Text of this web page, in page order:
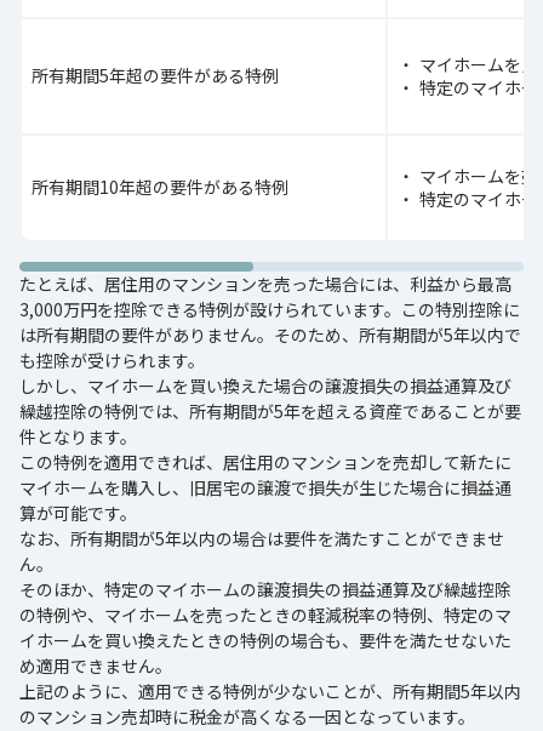
所有期間5年超の要件がある特例
マイホームを
特定のマイホ
所有期間10年超の要件がある特例
マイホームを
特定のマイホ
たとえば、居住用のマンションを売った場合には、利益から最高
3,000万円を控除できる特例が設けられています。この特別控除に
は所有期間の要件がありません。そのため、所有期間が5年以内で
も控除が受けられます。
しかし、マイホームを買い換えた場合の譲渡損失の損益通算及び
繰越控除の特例では、所有期間が5年を超える資産であることが要
件となります。
この特例を適用できれば、居住用のマンションを売却して新たに
マイホームを購入し、旧居宅の譲渡で損失が生じた場合に損益通
算が可能です。
なお、所有期間が5年以内の場合は要件を満たすことができませ
ん。
そのほか、特定のマイホームの譲渡損失の損益通算及び繰越控除
の特例や、マイホームを売ったときの軽減税率の特例、特定のマ
イホームを買い換えたときの特例の場合も、要件を満たせないた
め適用できません。
上記のように、適用できる特例が少ないことが、所有期間5年以内
のマンション売却時に税金が高くなる一因となっています。